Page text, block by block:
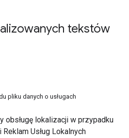
tekstów
pliku danych o usługach
obsługę lokalizacji w przypadku
Usług Lokalnych